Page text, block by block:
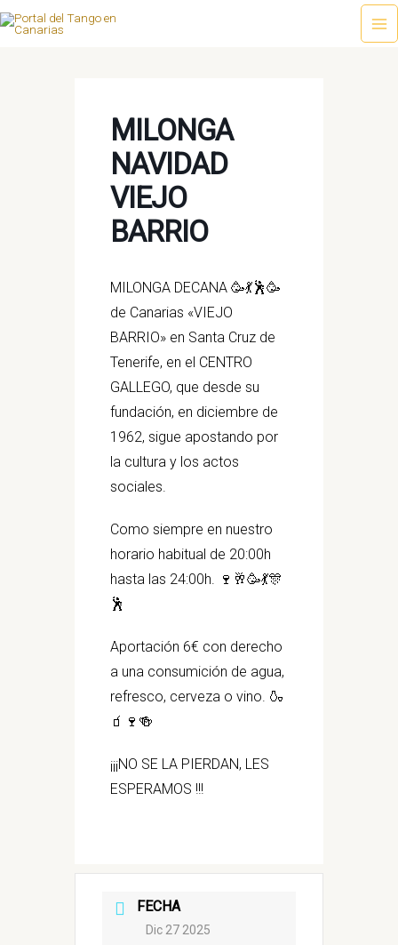
Ir
MILONGA
NAVIDAD
VIEJO
BARRIO
MILONGA DECANA 🥳💃🕺🥳
de Canarias «VIEJO
BARRIO» en Santa Cruz de
Tenerife, en el CENTRO
GALLEGO, que desde su
fundación, en diciembre de
1962, sigue apostando por
la cultura y los actos
sociales.
Como siempre en nuestro
horario habitual de 20:00h
hasta las 24:00h. 🍷🥂🥳💃🎊
🕺
Aportación 6€ con derecho
a una consumición de agua,
refresco, cerveza o vino. 🍶
🧃🍷🍻
¡¡¡NO SE LA PIERDAN, LES
ESPERAMOS !!!
FECHA
Dic 27 2025